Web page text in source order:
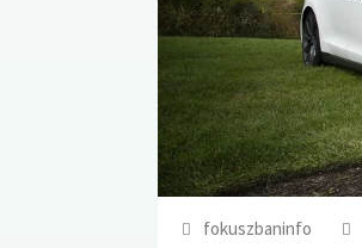
fokuszbaninfo